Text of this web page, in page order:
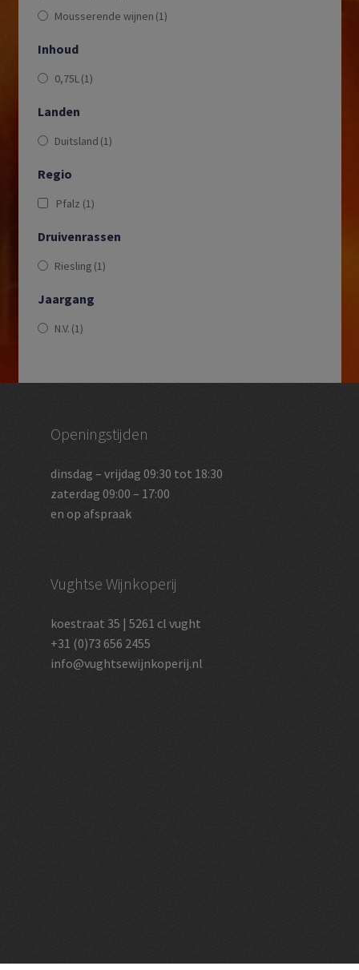
Mousserende wijnen (1)
Inhoud
0,75L(1)
Landen
Duitsland (1)
Regio
Pfalz (1)
Druivenrassen
Riesling (1)
Jaargang
N.V. (1)
Openingstijden
dinsdag – vrijdag 09:30 tot 18:30
zaterdag 09:00 – 17:00
en op afspraak
Vughtse Wijnkoperij
koestraat 35 | 5261 cl vught
+31 (0)73 656 2455
info@vughtsewijnkoperij.nl